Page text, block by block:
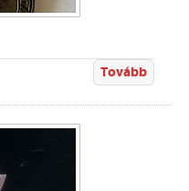
Tovább